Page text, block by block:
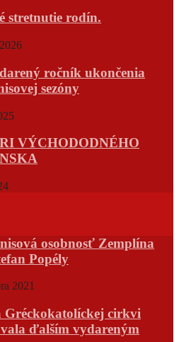
stretnutie rodín.
ročník ukončenia
sezóny
VÝCHODODNÉHO
osobnosť Zemplína
Popély
2021
Gréckokatolíckej cirkvi
ďalším vydareným